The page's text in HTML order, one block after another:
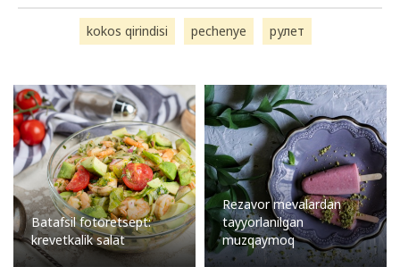
kokos qirindisi pechenye рулет
Batafsil fotoretsept:
krevetkalik salat
Rezavor mevalardan
tayyorlanilgan
muzqaymoq